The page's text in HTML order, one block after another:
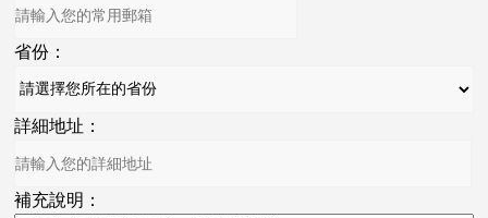
省份：
詳細地址：
補充說明：